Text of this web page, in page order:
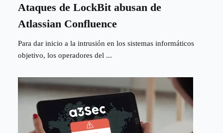
Ataques de LockBit abusan de
Atlassian Confluence
Para dar inicio a la intrusión en los sistemas informáticos
objetivo, los operadores del ...